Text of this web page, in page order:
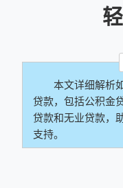
本文详细解析
贷款，包括公积金
贷款和无业贷款，
支持。